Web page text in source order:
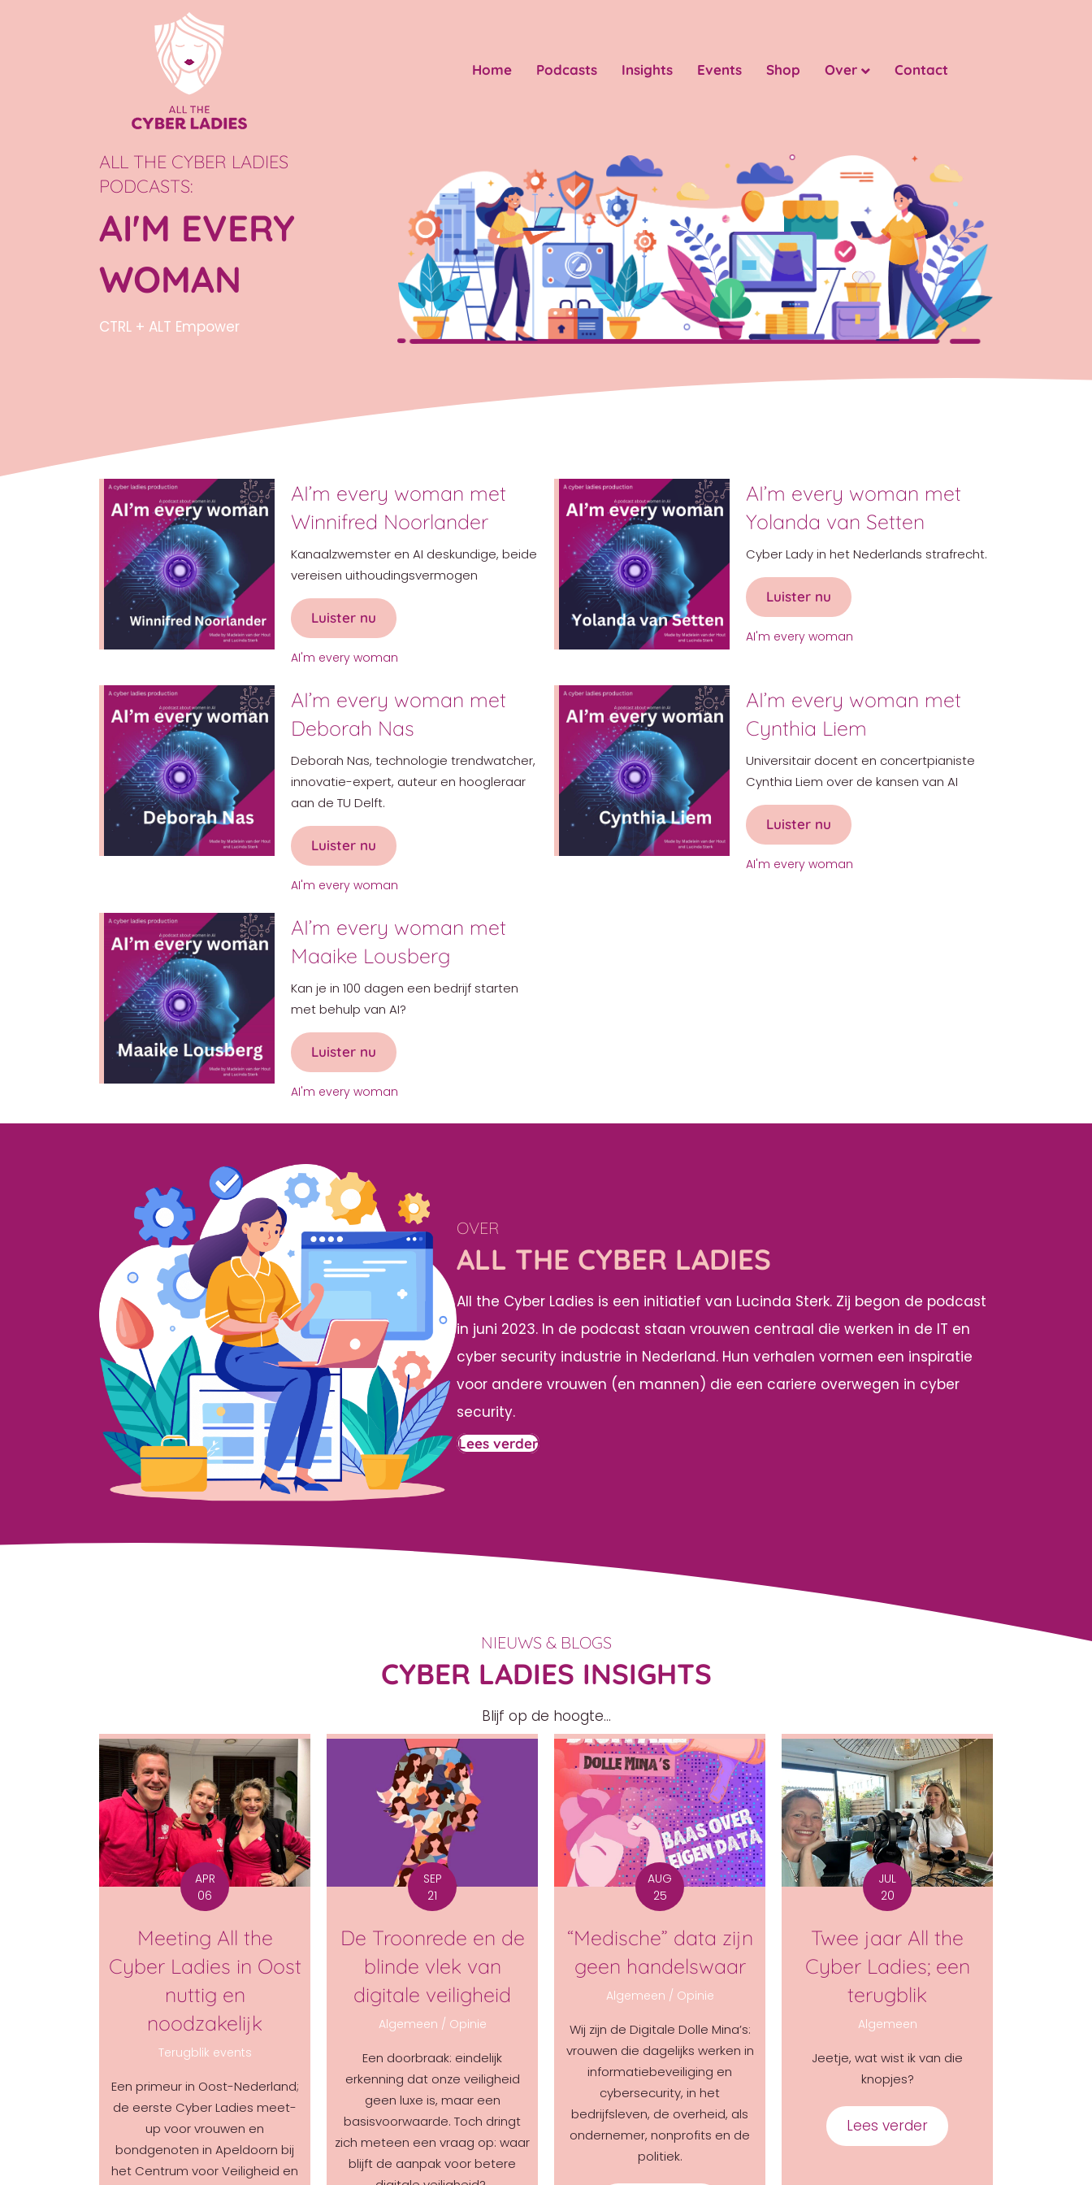
Home Podcasts Insights Events Shop Over Contact
ALL THE CYBER LADIES
PODCASTS:
AI'M EVERY
WOMAN
CTRL + ALT Empower
AI’m every woman met
Winnifred Noorlander
Kanaalzwemster en AI deskundige, beide
vereisen uithoudingsvermogen
Luister nu about AI’m every woman met Winnifred Noorlander
AI'm every woman
AI’m every woman met
Yolanda van Setten
Cyber Lady in het Nederlands strafrecht.
Luister nu about AI’m every woman met
AI'm every woman
AI’m every woman met
Deborah Nas
Deborah Nas, technologie trendwatcher,
innovatie-expert, auteur en hoogleraar
aan de TU Delft.
Luister nu about AI’m every woman met Deborah Nas
AI'm every woman
AI’m every woman met
Cynthia Liem
Universitair docent en concertpianiste
Cynthia Liem over de kansen van AI
Luister nu about AI’m every woman met Cynthia
AI'm every woman
AI’m every woman met
Maaike Lousberg
Kan je in 100 dagen een bedrijf starten
met behulp van AI?
Luister nu about AI’m every woman met Maaike Lousberg
AI'm every woman
OVER
ALL THE CYBER LADIES
All the Cyber Ladies is een initiatief van Lucinda Sterk. Zij begon de podcast
in juni 2023. In de podcast staan vrouwen centraal die werken in de IT en
cyber security industrie in Nederland. Hun verhalen vormen een inspiratie
voor andere vrouwen (en mannen) die een cariere overwegen in cyber
security.
Lees verder
NIEUWS & BLOGS
CYBER LADIES INSIGHTS
Blijf op de hoogte...
APR
06
Meeting All the
Cyber Ladies in Oost
nuttig en
noodzakelijk
Terugblik events
Een primeur in Oost-Nederland;
de eerste Cyber Ladies meet-
up voor vrouwen en
bondgenoten in Apeldoorn bij
het Centrum voor Veiligheid en
SEP
21
De Troonrede en de
blinde vlek van
digitale veiligheid
Algemeen / Opinie
Een doorbraak: eindelijk
erkenning dat onze veiligheid
geen luxe is, maar een
basisvoorwaarde. Toch dringt
zich meteen een vraag op: waar
blijft de aanpak voor betere
AUG
25
“Medische” data zijn
geen handelswaar
Algemeen / Opinie
Wij zijn de Digitale Dolle Mina’s:
vrouwen die dagelijks werken in
informatiebeveiliging en
cybersecurity, in het
bedrijfsleven, de overheid, als
ondernemer, nonprofits en de
politiek.
JUL
20
Twee jaar All the
Cyber Ladies; een
terugblik
Algemeen
Jeetje, wat wist ik van die
knopjes?
Lees verder about Twee jaar All